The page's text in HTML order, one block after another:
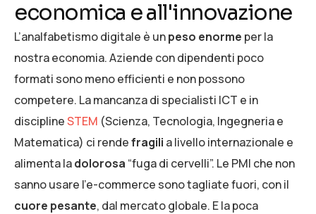
economica e all'innovazione
L’analfabetismo digitale è unpeso enorme per la
nostra economia. Aziende con dipendenti poco
formati sono meno efficienti e non possono
competere. La mancanza di specialisti ICT e in
disciplineSTEM (Scienza, Tecnologia, Ingegneria e
Matematica) ci rendefragili a livello internazionale e
alimenta ladolorosa “fuga di cervelli”. Le PMI che non
sanno usare l’e-commerce sono tagliate fuori, con il
cuore pesante, dal mercato globale. E la poca